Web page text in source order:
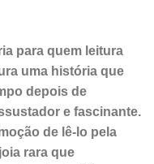
para quem leitura
uma história que
depois de
e fascinante.
de lê-lo pela
rara que